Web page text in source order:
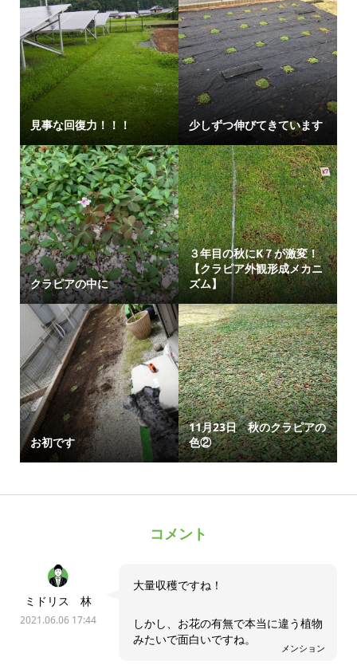
見事な回復力！！！ 少しずつ伸びてきています
クラピアの中に
３年目の秋にK７が激変！
【クラピア外観形成メカニ
ズム】
お初です
11月23日 秋のクラピアの
色②
コメント
ミドリス 林
2021.06.06 17:44
メンション
大量収穫ですね！
しかし、お花の有無で本当に違う植物
みたいで面白いですね。